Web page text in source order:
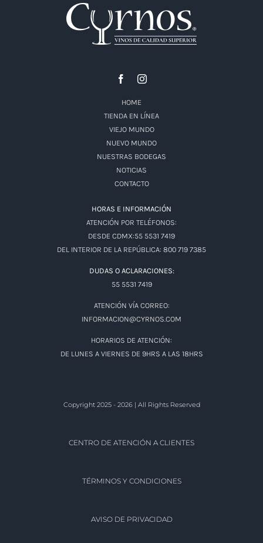
HOME
TIENDA EN LÍNEA
NUEVO MUNDO
NUESTRAS BODEGAS
NOTICIAS
CONTACTO
HORAS E INFORMACIÓN
ATENCIÓN POR TELÉFONOS:
DESDE CDMX:55 5531 7419
DEL INTERIOR DE LA REPÚBLICA: 800 719 7385
DUDAS O ACLARACIONES:
55 5531 7419
HORARIOS DE ATENCIÓN: